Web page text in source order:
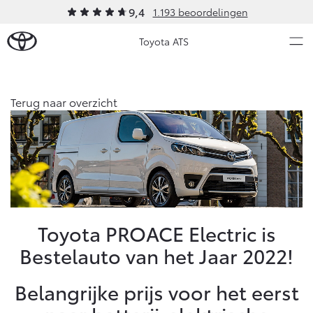
9,4 1.193 beoordelingen
Toyota ATS
Ons bedrijf
Ons bedrijf
Contact en Route
Vacatures
Klantbeoordelingen
Modellen
Aygo X
HYBRIDE
Vanaf € 23.750,-
Yaris
HYBRIDE
Vanaf € 27.195,-
Occasions
Onderhoud
Diensten
Terug naar overzicht
Toyota PROACE Electric is
Bestelauto van het Jaar 2022!
Belangrijke prijs voor het eerst